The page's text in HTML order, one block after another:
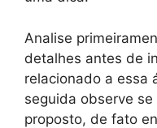
Analise
detalhes antes de
relacionado a essa
seguida observe
proposto, de fato